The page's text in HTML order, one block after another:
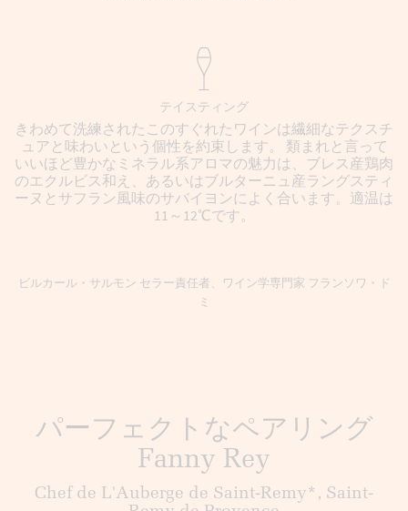
テイスティング
きわめて洗練されたこのすぐれたワインは繊細なテクスチ
ュアと味わいという個性を約束します。 類まれと言って
いいほど豊かなミネラル系アロマの魅力は、ブレス産鶏肉
のエクルビス和え、あるいはブルターニュ産ラングスティ
ーヌとサフラン風味のサバイヨンによく合います。適温は
11～12℃です。
ビルカール・サルモン セラー責任者、ワイン学専門家 フランソワ・ド
ミ
パーフェクトなペアリング
Fanny Rey
Chef de L'Auberge de Saint-Remy*, Saint-